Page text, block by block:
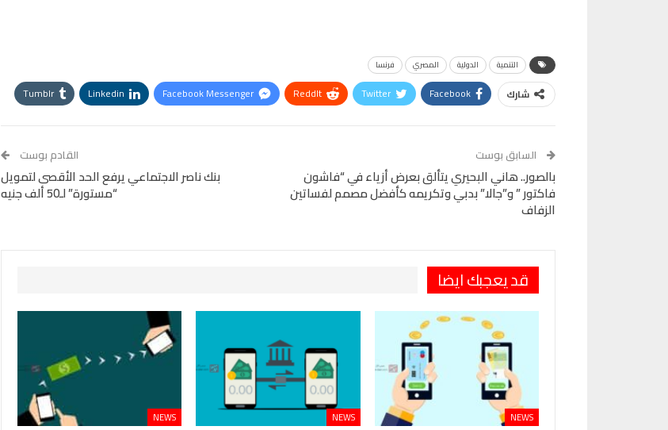
التنمية الدولية المصري فرنسا
شارك Facebook
Twitter
ReddIt
Facebook Messenger
Linkedin
Tumblr
OK.ru
السابق بوست
بالصور.. هاني البحيري يتألق بعرض أزياء في “فاشون
فاكتور ” و”جالا” بدبي وتكريمه كأفضل مصمم لفساتين
الزفاف
القادم بوست
بنك ناصر الاجتماعي يرفع الحد الأقصى لتمويل
“مستورة” لـ50 ألف جنيه
قد يعجبك ايضا
NEWS
NEWS
NEWS